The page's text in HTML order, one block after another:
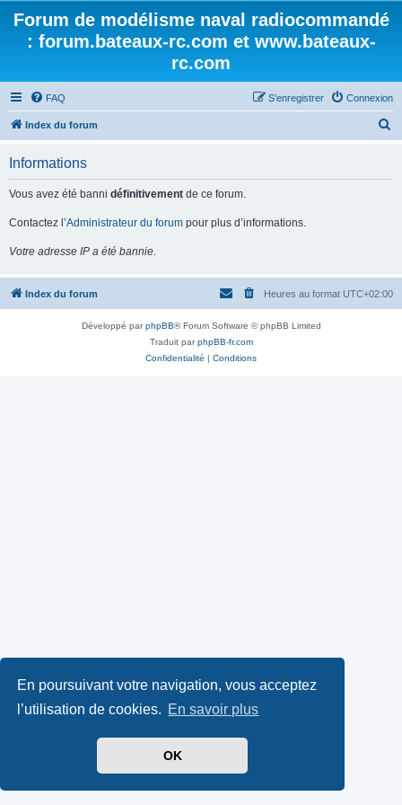
En poursuivant votre navigation, vous acceptez
l’utilisation de cookies. En savoir plus
OK
Forum de modélisme naval radiocommandé
: forum.bateaux-rc.com et www.bateaux-
rc.com
FAQ Connexion
S’enregistrer
Index du forum
e
Informations
Vous avez été banni définitivement de ce forum.
Contactez l’Administrateur du forum pour plus d’informations.
Votre adresse IP a été bannie.
Index du forum Heures au format UTC+02:00
Développé parphpBB® Forum Software © phpBB Limited
Traduit parphpBB-fr.com
Confidentialité | Conditions